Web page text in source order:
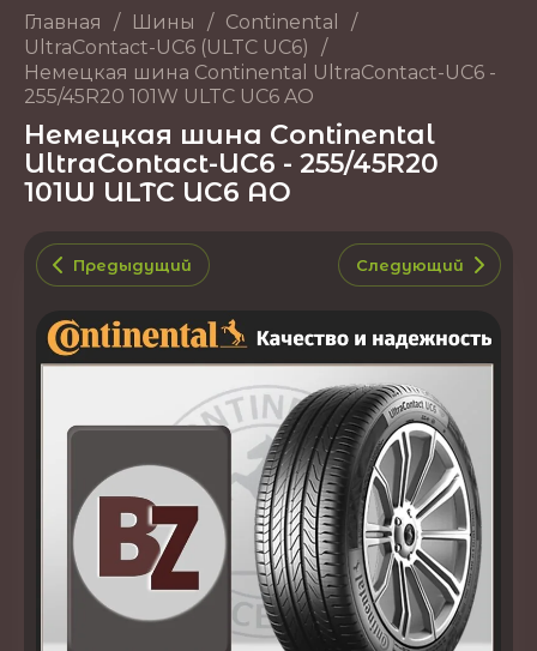
Главная / Шины / Continental
/
UltraContact-UC6 (ULTC UC6)
/
Немецкая шина Continental UltraContact-UC6 -
255/45R20 101W ULTC UC6 AO
Немецкая шина Continental
UltraContact-UC6 - 255/45R20
101W ULTC UC6 AO
Предыдущий Следующий